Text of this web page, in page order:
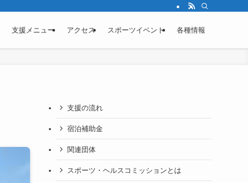
支援メニュー アクセス スポーツイベント 各種情報
支援の流れ
宿泊補助金
関連団体
スポーツ・ヘルスコミッションとは